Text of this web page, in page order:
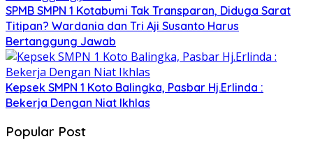
SPMB SMPN 1 Kotabumi Tak Transparan, Diduga Sarat
Titipan? Wardania dan Tri Aji Susanto Harus
Bertanggung Jawab
Kepsek SMPN 1 Koto Balingka, Pasbar Hj.Erlinda :
Bekerja Dengan Niat Ikhlas
Popular Post